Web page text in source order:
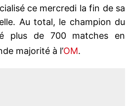
ce mercredi la fin de sa
Au total, le champion du
plus de 700 matches en
majorité à l’OM.